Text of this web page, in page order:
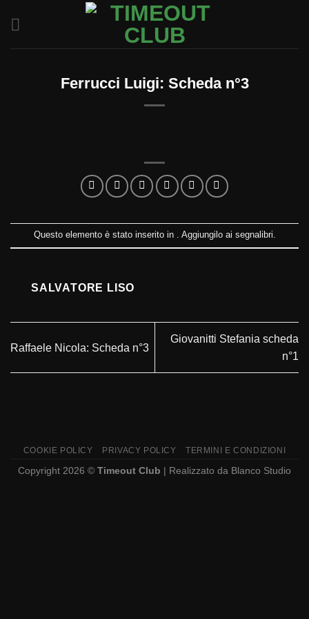
Ferrucci Luigi: Scheda n°3
Questo elemento è stato inserito in . Aggiungilo ai segnalibri.
SALVATORE LISO
Raffaele Nicola: Scheda n°3
Giovanitti Stefania scheda
n°1
COOKIE POLICY PRIVACY POLICY TERMINI E CONDIZIONI
Copyright 2026 © Timeout Club | Realizzato da Blanco Studio